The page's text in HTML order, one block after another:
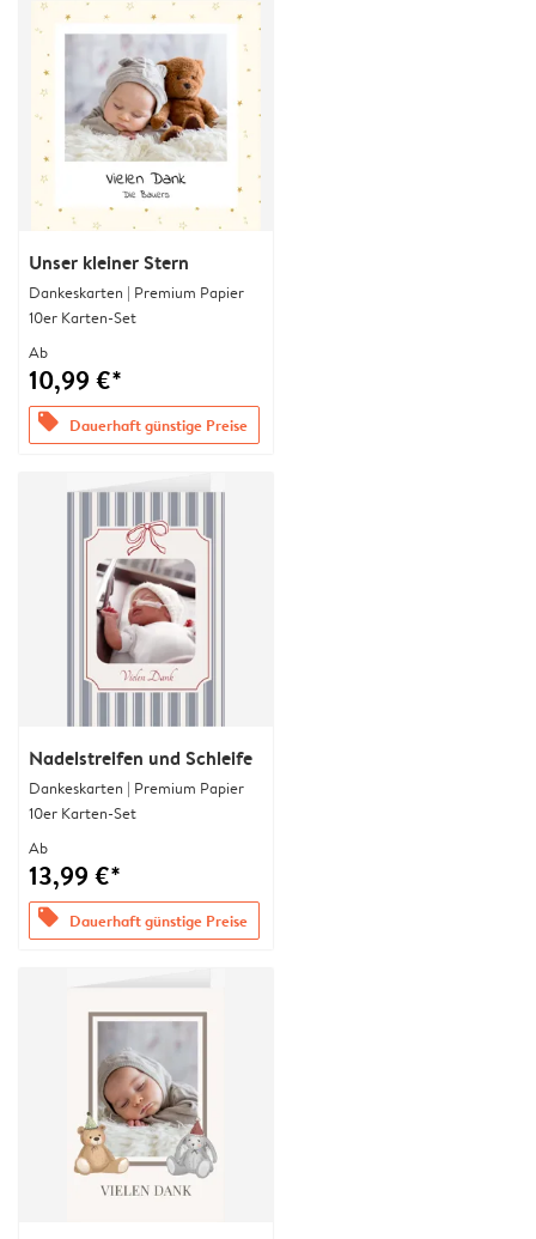
Unser kleiner Stern
Dankeskarten | Premium Papier
10er Karten-Set
Ab
10,99 €*
offers Dauerhaft günstige Preise
Nadelstreifen und Schleife
Dankeskarten | Premium Papier
10er Karten-Set
Ab
13,99 €*
offers Dauerhaft günstige Preise